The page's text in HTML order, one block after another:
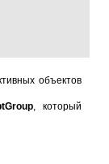
объектов
, который